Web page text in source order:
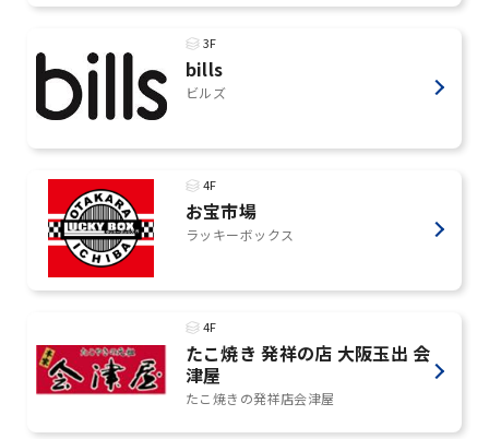
3F
bills
ビルズ
4F
お宝市場
ラッキーボックス
4F
たこ焼き 発祥の店 大阪玉出 会
津屋
たこ焼きの発祥店会津屋